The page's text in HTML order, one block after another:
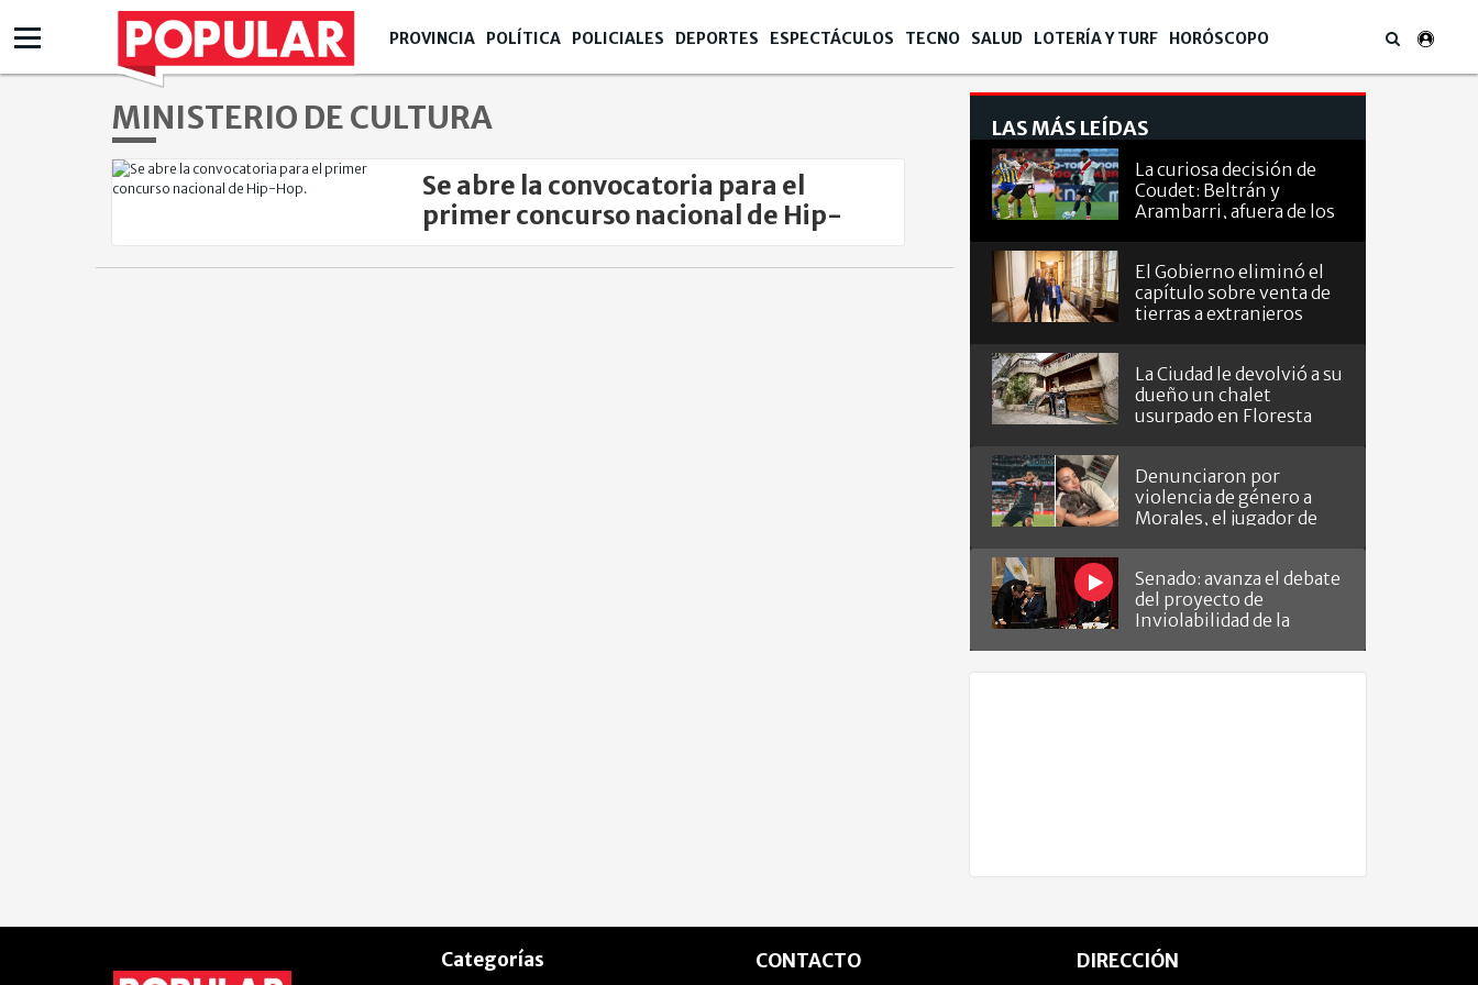
PROVINCIA POLÍTICA POLICIALES DEPORTES ESPECTÁCULOS TECNO SALUD LOTERÍA Y TURF HORÓSCOPO
MINISTERIO DE CULTURA
Se abre la convocatoria para el
primer concurso nacional de Hip-
LAS MÁS LEÍDAS
La curiosa decisión de
Coudet: Beltrán y
Arambarri, afuera de los
El Gobierno eliminó el
capítulo sobre venta de
tierras a extranjeros
La Ciudad le devolvió a su
dueño un chalet
usurpado en Floresta
Denunciaron por
violencia de género a
Morales, el jugador de
Senado: avanza el debate
del proyecto de
Inviolabilidad de la
Categorías CONTACTO DIRECCIÓN